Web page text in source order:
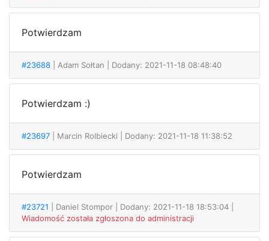
Potwierdzam
#23688 | Adam Sołtan | Dodany: 2021-11-18 08:48:40
Potwierdzam :)
#23697 | Marcin Rolbiecki | Dodany: 2021-11-18 11:38:52
Potwierdzam
#23721 | Daniel Stompor
| Dodany: 2021-11-18 18:53:04 |
Wiadomość została zgłoszona do administracji